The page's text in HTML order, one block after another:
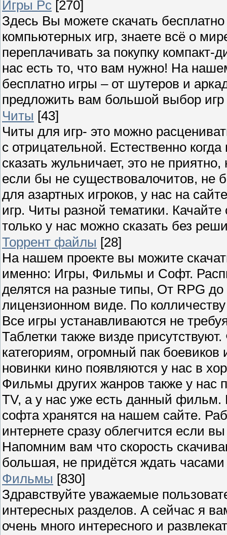
Игры Pc [270]
Здесь Вы можете скачать
компьютерных игр, знаете всё о
переплачивать за покупку компакт-
нас есть то, что вам нужно! На
бесплатно игры – от шутеров и
предложить вам большой выбор
Читы [43]
Читы для игр- это можно
с отрицательной. Естественно
сказать жульничает, это не
если бы не существовалочитов, не
для азартных игроков, у нас на
игр. Читы разной тематики.
только у нас можно сказать без
Торрент файлы [28]
На нашем проекте вы можите
именно: Игры, Фильмы и Софт.
делятся на разные типы, От RPG
лицензионном виде. По
Все игры устанавливаются не
Таблетки также визде
категориям, огромный пак
новинки кино появляются у нас в
Фильмы других жанров также у нас
TV, а у нас уже есть данный
софта хранятся на нашем сайте.
интернете сразу облегчится если
Напомним вам что скорость
большая, не придётся ждать
Фильмы [830]
Здравствуйте уважаемые
интересных разделов. А сейчас я
очень много интересного и